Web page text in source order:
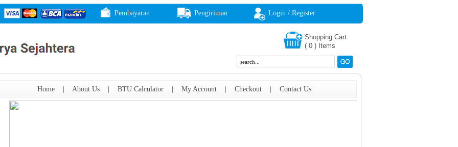
Pembayaran Pengiriman Login / Register
Shopping Cart
( 0 ) Items
Home| About Us| BTU Calculator| My Account| Checkout| Contact Us